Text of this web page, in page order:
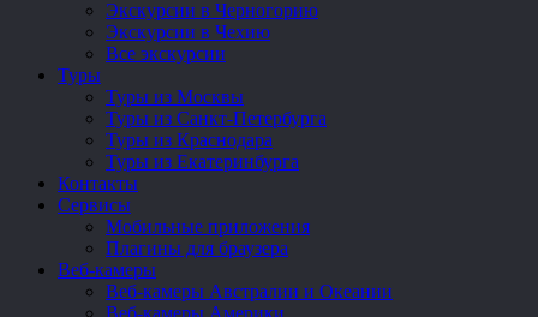
Экскурсии в Черногорию
Экскурсии в Чехию
Все экскурсии
Туры
Туры из Москвы
Туры из Санкт-Петербурга
Туры из Краснодара
Туры из Екатеринбурга
Контакты
Сервисы
Мобильные приложения
Плагины для браузера
Веб-камеры
Веб-камеры Австралии и Океании
Веб-камеры Америки